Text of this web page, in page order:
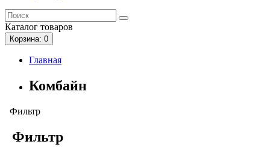
Каталог товаров
Корзина: 0
Главная
Комбайн
Фильтр
Фильтр